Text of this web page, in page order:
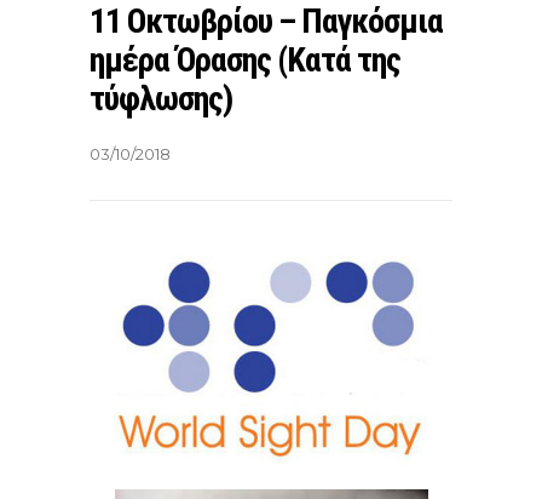
11 Οκτωβρίου – Παγκόσμια
ημέρα Όρασης (Κατά της
τύφλωσης)
03/10/2018